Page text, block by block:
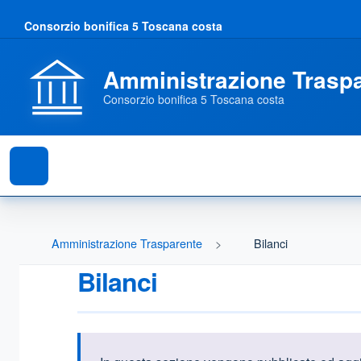
Consorzio bonifica 5 Toscana costa
Amministrazione
Consorzio bonifica 5 Toscana costa
Amministrazione Trasparente Bilanci
Bilanci